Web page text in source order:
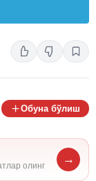
Обуна бўлиш
олинг
→